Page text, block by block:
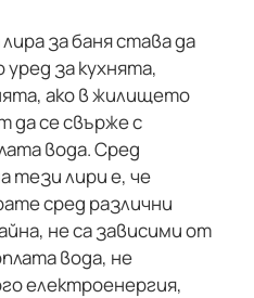
за баня става да
за кухнята,
ако в жилището
да се свърже с
вода. Сред
тези лири е, че
сред различни
не са зависими от
вода, не
електроенергия,